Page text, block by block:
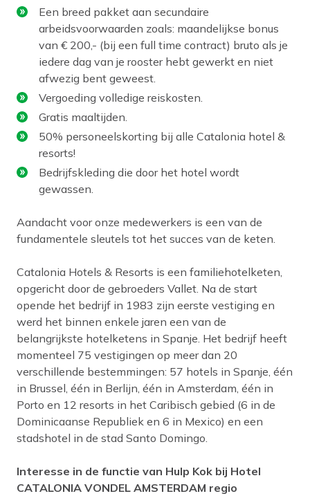
Een breed pakket aan secundaire
arbeidsvoorwaarden zoals: maandelijkse bonus
van € 200,- (bij een full time contract) bruto als je
iedere dag van je rooster hebt gewerkt en niet
afwezig bent geweest.
Vergoeding volledige reiskosten.
Gratis maaltijden.
50% personeelskorting bij alle Catalonia hotel &
resorts!
Bedrijfskleding die door het hotel wordt
gewassen.
Aandacht voor onze medewerkers is een van de
fundamentele sleutels tot het succes van de keten.
Catalonia Hotels & Resorts is een familiehotelketen,
opgericht door de gebroeders Vallet. Na de start
opende het bedrijf in 1983 zijn eerste vestiging en
werd het binnen enkele jaren een van de
belangrijkste hotelketens in Spanje. Het bedrijf heeft
momenteel 75 vestigingen op meer dan 20
verschillende bestemmingen: 57 hotels in Spanje, één
in Brussel, één in Berlijn, één in Amsterdam, één in
Porto en 12 resorts in het Caribisch gebied (6 in de
Dominicaanse Republiek en 6 in Mexico) en een
stadshotel in de stad Santo Domingo.
Interesse in de functie van Hulp Kok bij Hotel
CATALONIA VONDEL AMSTERDAM regio